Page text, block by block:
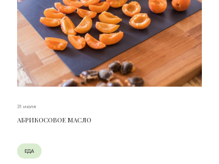
31 июля
АБРИКОСОВОЕ МАСЛО
ЕДА